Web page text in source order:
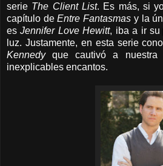
serie The Client List. Es más, si
capítulo deEntre Fantasmas y la
esJennifer Love Hewitt, iba a ir su
luz. Justamente, en esta serie
Kennedyque cautivó a
inexplicables encantos.